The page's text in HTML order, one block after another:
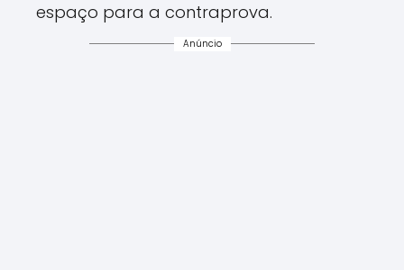
espaço para a contraprova.
Anúncio